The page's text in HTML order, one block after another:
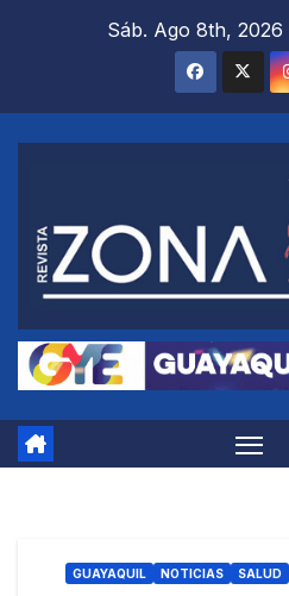
Sáb. Ago 8th, 2026
GUAYAQUIL NOTICIAS SALUD